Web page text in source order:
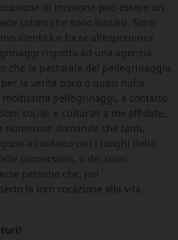
di missione può essere un
coloro che sono lontani. Sono
identità e forza all’esperienza
rispetto ad una agenzia
che la pastorale del pellegrinaggio
la verità poco o quasi nulla
pellegrinaggi, a contatto
sociali e culturali a me affidate,
numerose domande che tanti,
a contatto con i luoghi della
conversioni, o dei cuori
persone che, nel
la loro vocazione alla vita